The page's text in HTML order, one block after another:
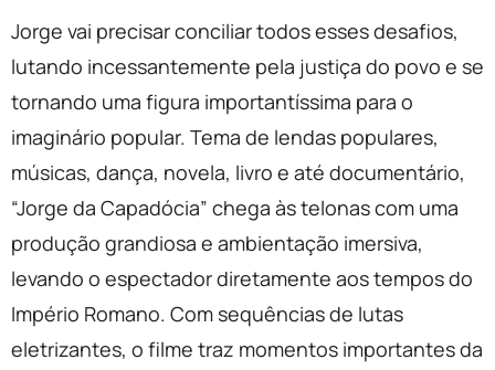
Jorge vai precisar conciliar todos esses desafios,
lutando incessantemente pela justiça do povo e se
tornando uma figura importantíssima para o
imaginário popular. Tema de lendas populares,
músicas, dança, novela, livro e até documentário,
“Jorge da Capadócia” chega às telonas com uma
produção grandiosa e ambientação imersiva,
levando o espectador diretamente aos tempos do
Império Romano. Com sequências de lutas
eletrizantes, o filme traz momentos importantes da